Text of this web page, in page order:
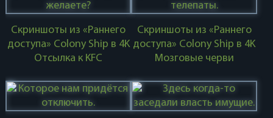
Скриншоты из «Раннего
доступа» Colony Ship в 4K
Отсылка к KFC
Скриншоты из «Раннего
доступа» Colony Ship в 4K
Мозговые черви